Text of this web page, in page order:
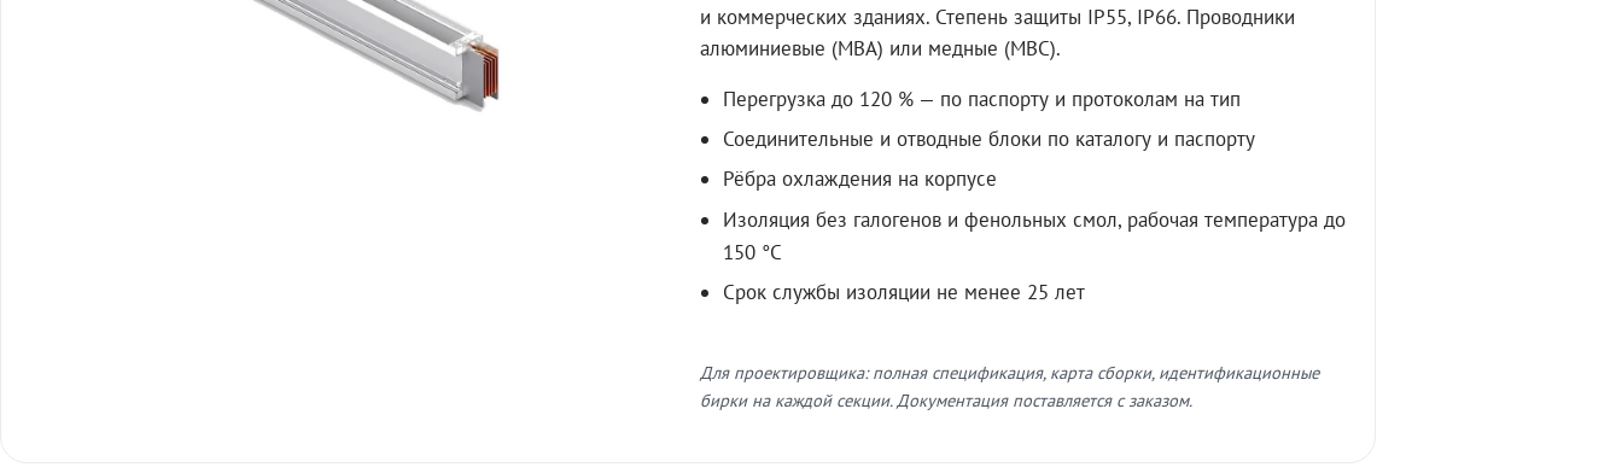
и коммерческих зданиях. Степень защиты IP55, IP66. Проводники
алюминиевые (МВА) или медные (МВС).
Перегрузка до 120 % — по паспорту и протоколам на тип
Соединительные и отводные блоки по каталогу и паспорту
Рёбра охлаждения на корпусе
Изоляция без галогенов и фенольных смол, рабочая температура до
150 °C
Срок службы изоляции не менее 25 лет
Для проектировщика: полная спецификация, карта сборки, идентификационные
бирки на каждой секции. Документация поставляется с заказом.